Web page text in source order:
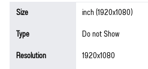
Size
inch (1920x1080)
Type
Do not Show
Resolution
1920x1080